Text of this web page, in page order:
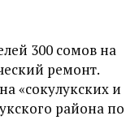
300 сомов на
ремонт.
«сокулукских и
района по